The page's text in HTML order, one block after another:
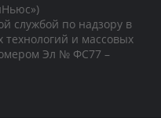
службой по надзору в
и массовых
Эл № ФС77 –